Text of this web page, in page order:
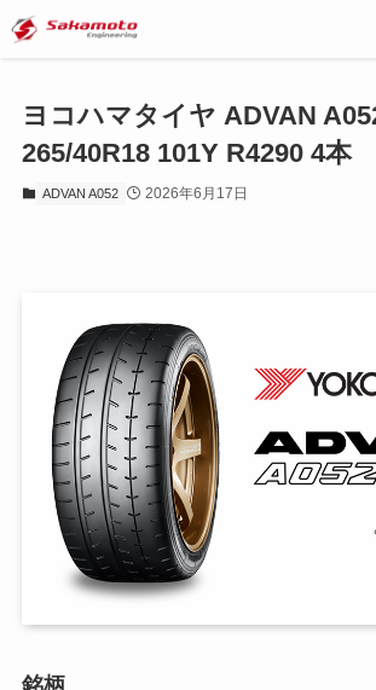
ヨコハマタイヤ ADVAN
265/40R18 101Y R4290 4本
ADVAN A052 2026年6月17日
銘柄